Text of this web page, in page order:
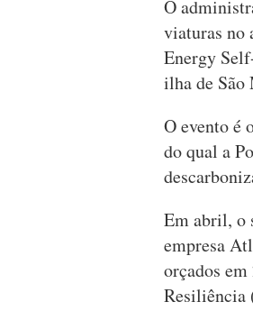
O
viaturas no
Energy
ilha de São
O evento é
do qual a
Em abril, o
empresa
orçados
Resiliência